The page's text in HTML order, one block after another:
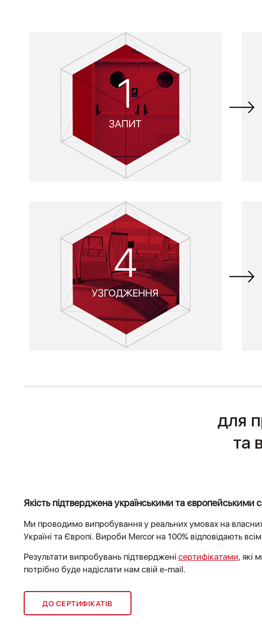
1
ЗАПИТ
4
УЗГОДЖЕННЯ
для
та
Якість підтверджена українськими та європейськими
Ми проводимо випробування у реальних умовах на
Україні та Європі. Вироби Mercor на 100% відповідають
Результати випробувань підтверджені сертифікатами, які
потрібно буде надіслати нам свій e-mail.
ДО СЕРТИФІКАТІВ